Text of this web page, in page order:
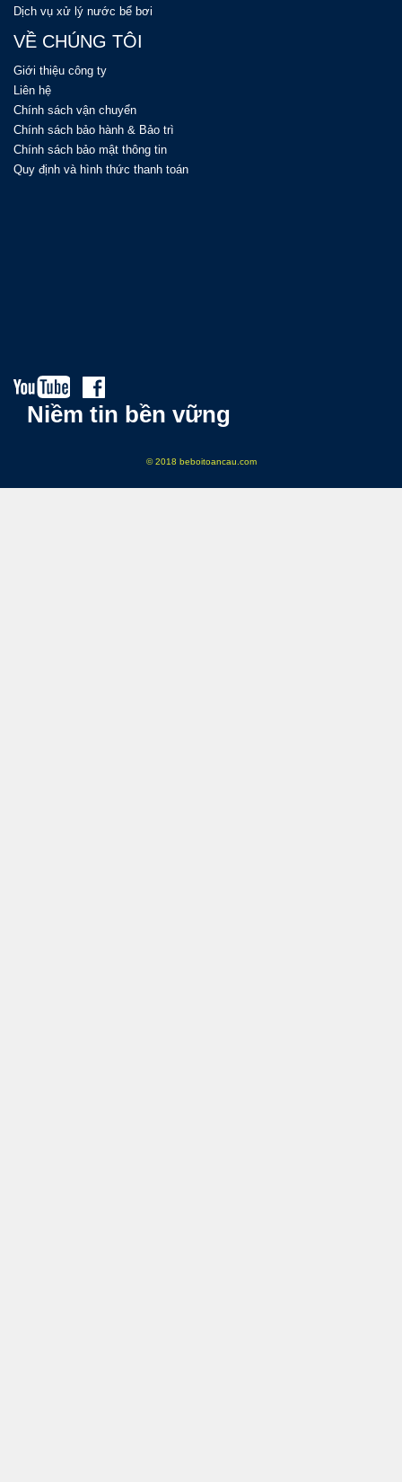
Dịch vụ xử lý nước bể bơi
VỀ CHÚNG TÔI
Giới thiệu công ty
Liên hệ
Chính sách vận chuyển
Chính sách bảo hành & Bảo trì
Chính sách bảo mật thông tin
Quy định và hình thức thanh toán
Niềm tin bền vững
© 2018 beboitoancau.com